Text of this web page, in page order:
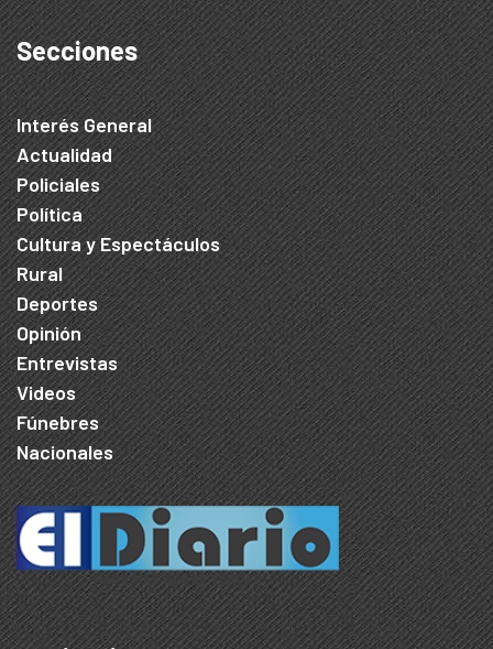
Secciones
Interés General
Actualidad
Policiales
Política
Cultura y Espectáculos
Rural
Deportes
Opinión
Entrevistas
Videos
Fúnebres
Nacionales